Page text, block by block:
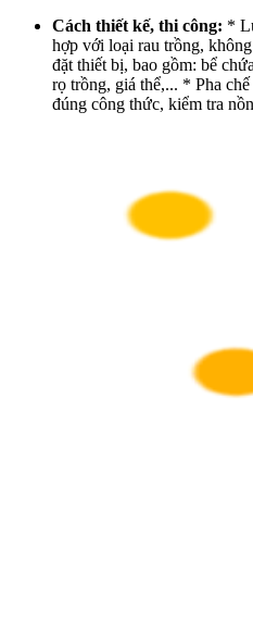
Cách thiết kế, thi công: *
hợp với loại rau trồng,
đặt thiết bị, bao gồm: bể
rọ trồng, giá thể,... * Pha
đúng công thức, kiểm tra